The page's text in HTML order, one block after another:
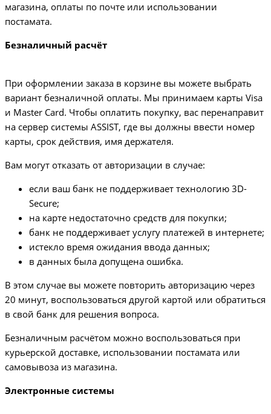
магазина, оплаты по почте или использовании
постамата.
Безналичный расчёт
При оформлении заказа в корзине вы можете выбрать
вариант безналичной оплаты. Мы принимаем карты Visa
и Master Card. Чтобы оплатить покупку, вас перенаправит
на сервер системы ASSIST, где вы должны ввести номер
карты, срок действия, имя держателя.
Вам могут отказать от авторизации в случае:
если ваш банк не поддерживает технологию 3D-
Secure;
на карте недостаточно средств для покупки;
банк не поддерживает услугу платежей в интернете;
истекло время ожидания ввода данных;
в данных была допущена ошибка.
В этом случае вы можете повторить авторизацию через
20 минут, воспользоваться другой картой или обратиться
в свой банк для решения вопроса.
Безналичным расчётом можно воспользоваться при
курьерской доставке, использовании постамата или
самовывоза из магазина.
Электронные системы